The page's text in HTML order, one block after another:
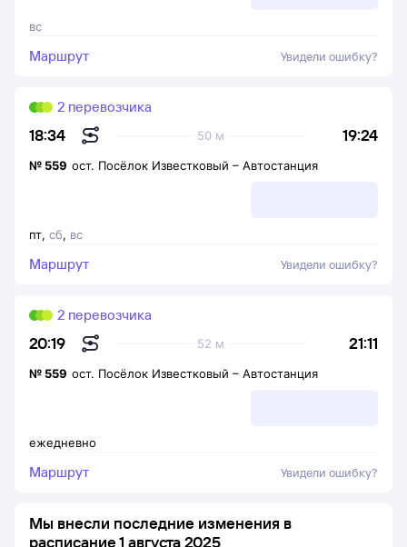
вс
Маршрут Увидели ошибку?
18:34 19:24
50 м
2 перевозчика
пт, сб, вс
№ 559 ост. Посёлок Известковый – Автостанция
Маршрут Увидели ошибку?
20:19 21:11
52 м
2 перевозчика
ежедневно
№ 559 ост. Посёлок Известковый – Автостанция
Маршрут Увидели ошибку?
Мы внесли последние изменения в
расписание 1 августа 2025